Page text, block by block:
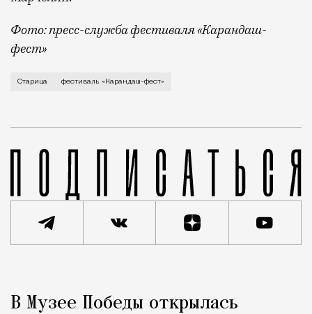
Фото: пресс-служба фестиваля «Карандаш-
фест»
В минувший уикенд маленькая Старица в
Старица фестиваль «Карандаш-фест»
Город
В Музее Победы открылась